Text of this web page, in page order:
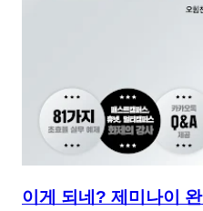
이게 되네? 제미나이